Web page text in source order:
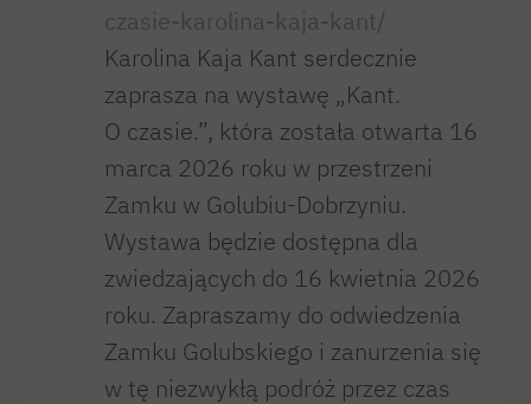
czasie-karolina-kaja-kant/
Karolina Kaja Kant serdecznie
zaprasza na wystawę „Kant.
O czasie.”, która została otwarta 16
marca 2026 roku w przestrzeni
Zamku w Golubiu-Dobrzyniu.
Wystawa będzie dostępna dla
zwiedzających do 16 kwietnia 2026
roku. Zapraszamy do odwiedzenia
Zamku Golubskiego i zanurzenia się
w tę niezwykłą podróż przez czas